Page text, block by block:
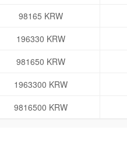
98165 KRW
196330 KRW
981650 KRW
1963300 KRW
9816500 KRW